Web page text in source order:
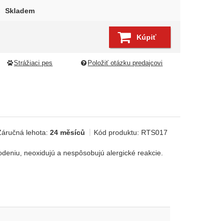
Skladem
Kúpiť
Strážiaci pes Položiť otázku predajcovi
lehota: 24 měsíců Kód produktu: RTS017
neoxidujú a nespôsobujú alergické reakcie.